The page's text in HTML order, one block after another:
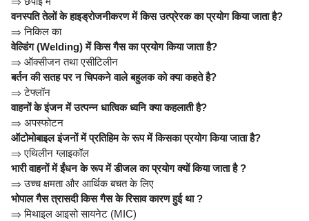
वनस्पति तेलों के हाइड्रोजनीकरण में किस उत्प्रेरक का प्रयोग किया जाता है?
⇒ निकिल का
वेल्डिंग (Welding) में किस गैस का प्रयोग किया जाता है?
⇒ ऑक्सीजन तथा एसीटिलीन
बर्तन की सतह पर न चिपकने वाले बहुलक को क्या कहते है?
⇒टेफ्लॉन
वाहनों के इंजन में उत्पन्न धात्विक ध्वनि क्या कहलाती है?
⇒ अपस्फोटन
ऑटोमोबाइल इंजनों में प्रतिहिम के रूप में किसका प्रयोग किया जाता है?
⇒ एथिलीन ग्लाइकॉल
भारी वाहनों में ईंधन के रूप में डीजल का प्रयोग क्यों किया जाता है ?
⇒ उच्च क्षमता और आर्थिक बचत के लिए
भोपाल गैस त्रासदी किस गैस के रिसाव कारण हुई था ?
⇒ मिथाइल आइसो सायनेट (MIC)